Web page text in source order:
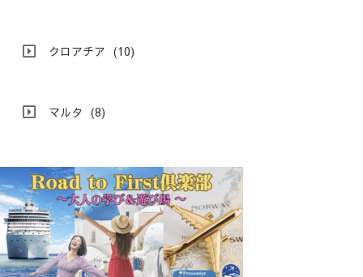
クロアチア (10)
マルタ (8)